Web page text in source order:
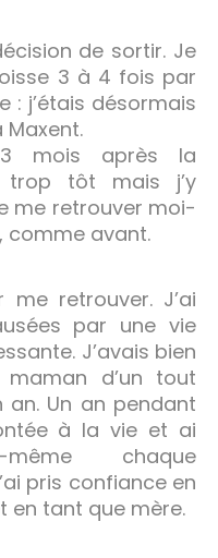
de sortir. Je
3 à 4 fois par
: j’étais désormais
mois après la
trop tôt mais j’y
me retrouver moi-
comme avant.
retrouver. J’ai
par une vie
J’avais bien
d’un tout
an. Un an pendant
à la vie et ai
chaque
pris confiance en
en tant que mère.